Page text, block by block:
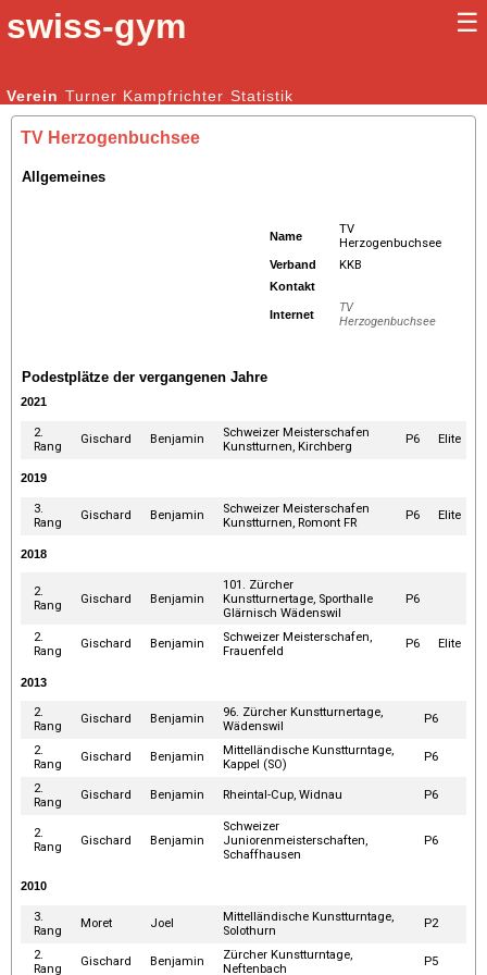
swiss-gym ☰
Kunstturnen Männer | Kunstturnen Frauen
Verein Turner Kampfrichter Statistik
TV Herzogenbuchsee
Allgemeines
Name
TV
Herzogenbuchsee
Verband KKB
Kontakt
Internet
TV
Herzogenbuchsee
Podestplätze der vergangenen Jahre
2021
2.
Rang
Gischard Benjamin
Schweizer Meisterschafen
Kunstturnen, Kirchberg
P6 Elite
2019
3.
Rang
Gischard Benjamin
Schweizer Meisterschafen
Kunstturnen, Romont FR
P6 Elite
2018
2.
Rang
Gischard Benjamin
101. Zürcher
Kunstturnertage, Sporthalle
Glärnisch Wädenswil
P6
2.
Rang
Gischard Benjamin
Schweizer Meisterschafen,
Frauenfeld
P6 Elite
2013
2.
Rang
Gischard Benjamin
96. Zürcher Kunstturnertage,
Wädenswil
P6
2.
Rang
Gischard Benjamin
Mittelländische Kunstturntage,
Kappel (SO)
P6
2.
Rang
Gischard Benjamin Rheintal-Cup, Widnau P6
2.
Rang
Gischard Benjamin
Schweizer
Juniorenmeisterschaften,
Schaffhausen
P6
2010
3.
Rang
Moret Joel
Mittelländische Kunstturntage,
Solothurn
P2
2.
Rang
Gischard Benjamin
Zürcher Kunstturntage,
Neftenbach
P5